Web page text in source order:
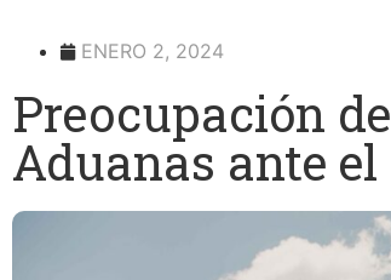
ENERO 2, 2024
Preocupación
Aduanas ante el